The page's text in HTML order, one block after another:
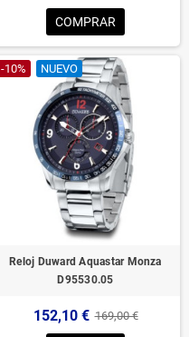
COMPRAR
-10% NUEVO
Reloj Duward Aquastar Monza
D95530.05
152,10 € 169,00 €